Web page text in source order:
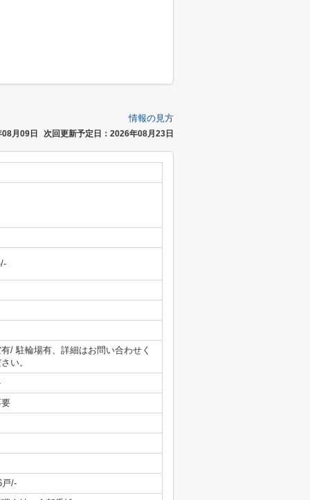
情報の見方
月09日 次回更新予定日：2026年08月23日
/ 駐輪場有、詳細はお問い合わせく
い。
戸/-